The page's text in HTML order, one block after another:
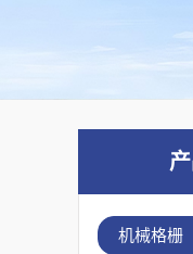
机械格栅